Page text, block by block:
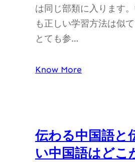
は同じ部類に入ります
も正しい学習方法は似て
とても参…
Know More
伝わる中国語と
い中国語はどこ